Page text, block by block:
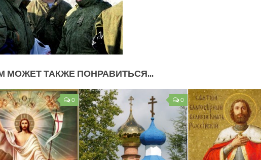
МОЖЕТ ТАКЖЕ ПОНРАВИТЬСЯ...
0 0